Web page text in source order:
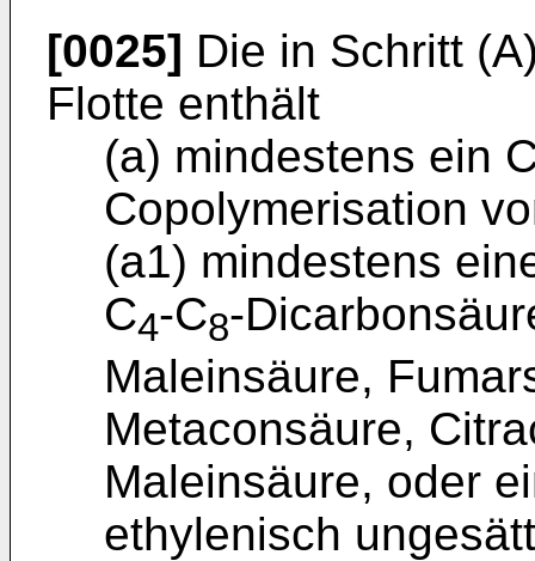
[0025] Die in Schritt
Flotte enthält
(a) mindestens ein
Copolymerisation
(a1) mindestens
C4-C8-
Maleinsäure,
Metaconsäure,
Maleinsäure, oder
ethylenisch